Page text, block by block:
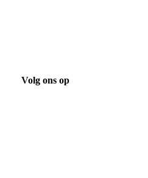
Volg ons op